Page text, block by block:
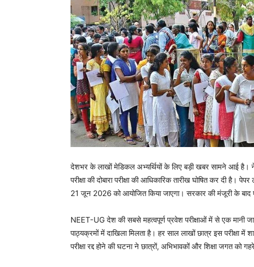
देशभर के लाखों मेडिकल अभ्यर्थियों के लिए बड़ी खबर सामने आई
परीक्षा की दोबारा परीक्षा की आधिकारिक तारीख घोषित कर दी है।
21 जून 2026 को आयोजित किया जाएगा। सरकार की मंजूरी के
NEET-UG देश की सबसे महत्वपूर्ण प्रवेश परीक्षाओं में से एक
पाठ्यक्रमों में दाखिला मिलता है। हर साल लाखों छात्र इस परीक्षा
परीक्षा रद्द होने की घटना ने छात्रों, अभिभावकों और शिक्षा जगत को